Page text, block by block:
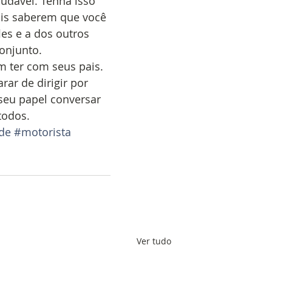
saberem que você
e a dos outros
ter com seus pais.
de dirigir por
papel conversar
#motorista
Ver tudo